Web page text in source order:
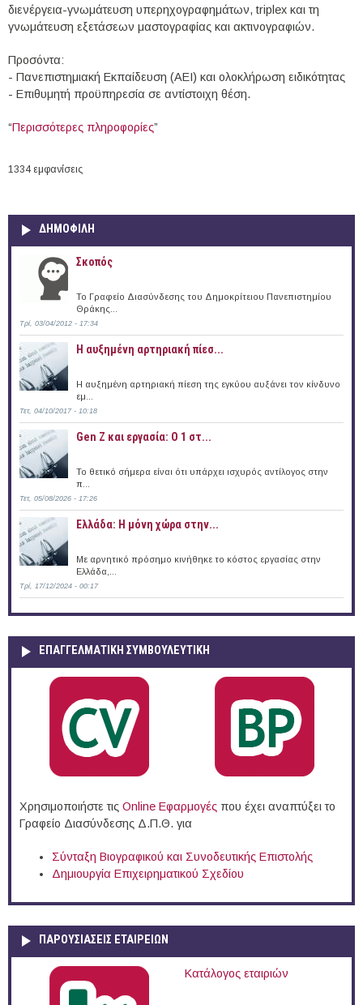
διενέργεια-γνωμάτευση υπερηχογραφημάτων, triplex και τη
γνωμάτευση εξετάσεων μαστογραφίας και ακτινογραφιών.
Προσόντα:
- Πανεπιστημιακή Εκπαίδευση (ΑΕΙ) και ολοκλήρωση ειδικότητας
- Επιθυμητή προϋπηρεσία σε αντίστοιχη θέση.
“Περισσότερες πληροφορίες”
1334 εμφανίσεις
ΔΗΜΟΦΙΛΗ
Σκοπός
Το Γραφείο Διασύνδεσης του Δημοκρίτειου Πανεπιστημίου
Θράκης...
Τρί, 03/04/2012 - 17:34
Η αυξημένη αρτηριακή πίεσ...
Η αυξημένη αρτηριακή πίεση της εγκύου αυξάνει τον κίνδυνο
εμ...
Τετ, 04/10/2017 - 10:18
Gen Z και εργασία: Ο 1 στ...
Το θετικό σήμερα είναι ότι υπάρχει ισχυρός αντίλογος στην
π...
Τετ, 05/08/2026 - 17:26
Ελλάδα: Η μόνη χώρα στην...
Με αρνητικό πρόσημο κινήθηκε το κόστος εργασίας στην
Ελλάδα,...
Τρί, 17/12/2024 - 00:17
ΕΠΑΓΓΕΛΜΑΤΙΚΉ ΣΥΜΒΟΥΛΕΥΤΙΚΉ
Χρησιμοποιήστε τις Online Eφαρμογές που έχει αναπτύξει το
Γραφείο Διασύνδεσης Δ.Π.Θ. για
Σύνταξη Βιογραφικού και Συνοδευτικής Επιστολής
Δημιουργία Επιχειρηματικού Σχεδίου
ΠΑΡΟΥΣΙΆΣΕΙΣ ΕΤΑΙΡΕΙΏΝ
Κατάλογος εταιριών